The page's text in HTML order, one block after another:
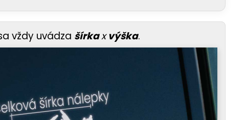
vždy uvádza šírkaxvýška.